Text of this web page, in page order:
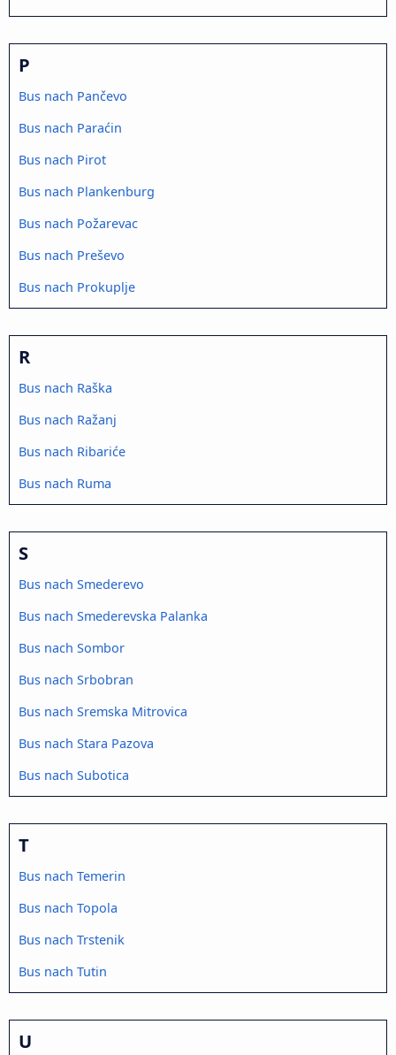
P
Bus nach Pančevo
Bus nach Paraćin
Bus nach Pirot
Bus nach Plankenburg
Bus nach Požarevac
Bus nach Preševo
Bus nach Prokuplje
R
Bus nach Raška
Bus nach Ražanj
Bus nach Ribariće
Bus nach Ruma
S
Bus nach Smederevo
Bus nach Smederevska Palanka
Bus nach Sombor
Bus nach Srbobran
Bus nach Sremska Mitrovica
Bus nach Stara Pazova
Bus nach Subotica
T
Bus nach Temerin
Bus nach Topola
Bus nach Trstenik
Bus nach Tutin
U